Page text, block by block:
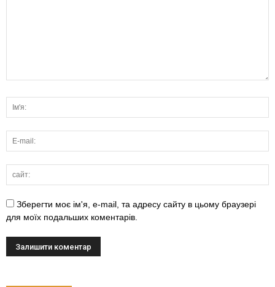
Зберегти моє ім'я, e-mail, та адресу сайту в цьому браузері
для моїх подальших коментарів.